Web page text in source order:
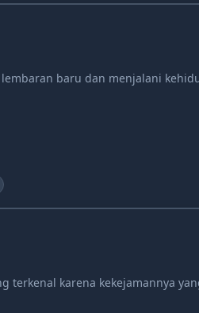
lembaran baru dan menjalani
terkenal karena kekejamannya